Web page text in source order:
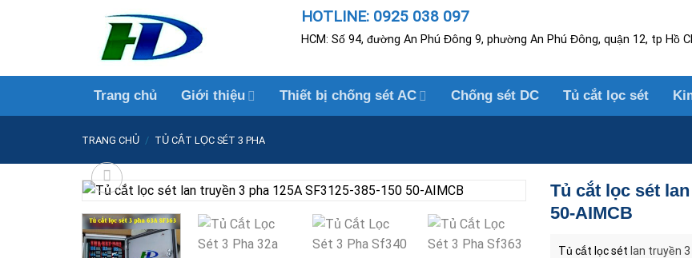
HOTLINE: 0925 038 097
HCM: Số 94, đường An Phú Đông 9, phường An Phú Đông, quận 12, tp Hồ
Trang chủ Giới thiệu Thiết bị chống sét AC Chống sét DC Tủ cắt lọc sét
TRANG CHỦ / TỦ CẮT LỌC SÉT 3 PHA
Tủ cắt lọc sét
50-AIMCB
Tủ cắt lọc sét lan truyền